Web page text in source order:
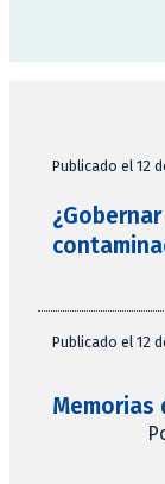
Publicado el 12
Publicado el 12
Memorias